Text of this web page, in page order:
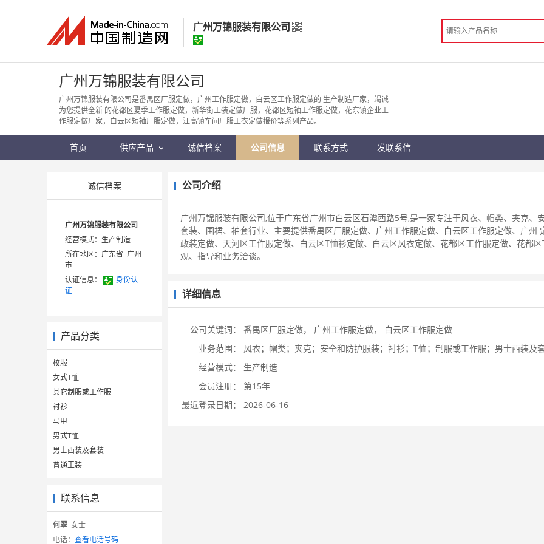
广州万锦服装有限公司
广州万锦服装有限公司
经营模式：生产制造
所在地区：广东省 广州市
认证信息：
身份认证
手机访问展示厅
广州万锦服装有限公司
广州万锦服装有限公司是番禺区厂服定做，广州工作服定做，白云区工作服定做的 生产制造厂家，竭诚
为您提供全新 的花都区夏季工作服定做，新华街工装定做厂服，花都区短袖工作服定做，花东镇企业工
作服定做厂家，白云区短袖厂服定做，江高镇车间厂服工衣定做报价等系列产品。
首页 供应产品 诚信档案 公司信息 联系方式 发联系信
诚信档案
广州万锦服装有限公司
经营模式：生产制造
所在地区：广东省 广州
市
认证信息：
身份认
证
产品分类
校服
女式T恤
其它制服或工作服
衬衫
马甲
男式T恤
男士西装及套装
普通工装
联系信息
何翠 女士
电话： 查看电话号码
公司介绍
广州万锦服装有限公司,位于广东省广州市白云区石潭西路5号,是一家专注于风衣、帽类、夹克
套装、围裙、袖套行业、主要提供番禺区厂服定做、广州工作服定做、白云区工作服定做、广
政装定做、天河区工作服定做、白云区T恤衫定做、白云区风衣定做、花都区工作服定做、花都
观、指导和业务洽谈。
详细信息
公司关键词： 番禺区厂服定做， 广州工作服定做，
白云区工作服定做
业务范围：
风衣；帽类；夹克；安全和防护服装；衬衫；T恤；制服或工作服；男士西装及
经营模式：
生产制造
会员注册：
第15年
最近登录日期：
2026-06-16